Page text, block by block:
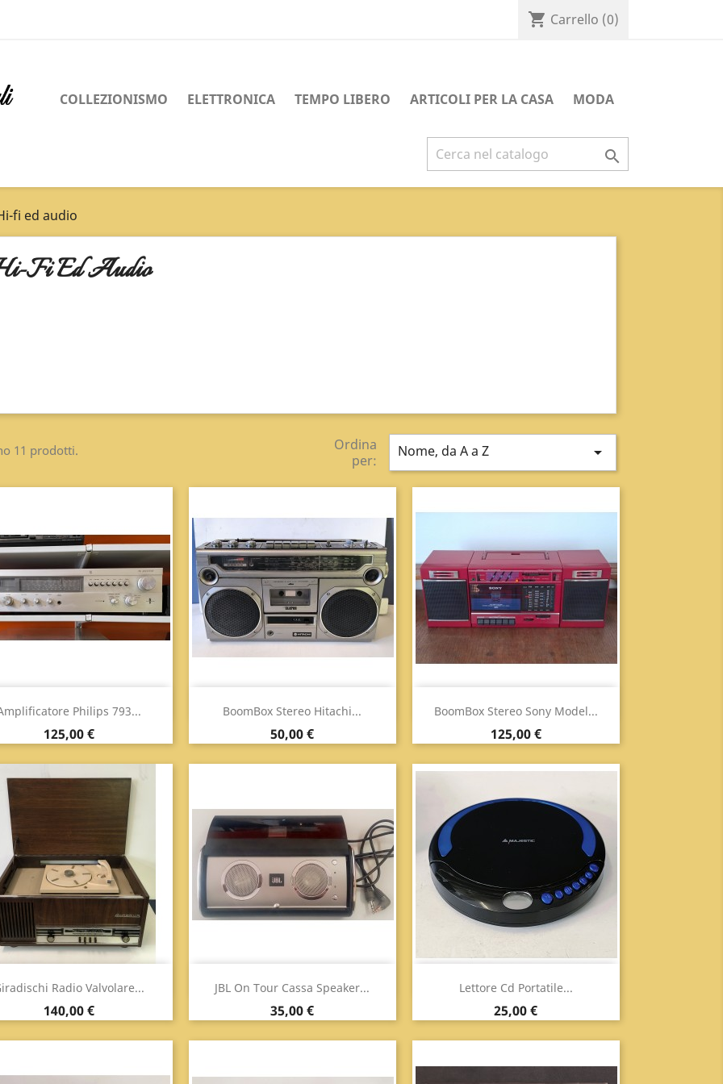
shopping_cart Carrello (0)
COLLEZIONISMO ELETTRONICA TEMPO LIBERO ARTICOLI PER LA CASA MODA

fi ed audio
Fi Ed Audio
11 prodotti.
Ordina
per:
Nome, da A a Z 
Philips 793...
Prezzo
125,00 €
 Anteprima BoomBox Stereo Hitachi...
Prezzo
50,00 €
 Anteprima BoomBox Stereo Sony Model...
Prezzo
125,00 €
Anteprima
Radio Valvolare...
Prezzo
140,00 €
Anteprima JBL On Tour Cassa Speaker...
Prezzo
35,00 €
 Anteprima Lettore Cd Portatile...
Prezzo
25,00 €
 Anteprima